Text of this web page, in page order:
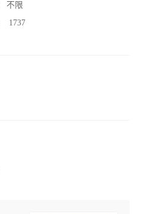
不限
1737